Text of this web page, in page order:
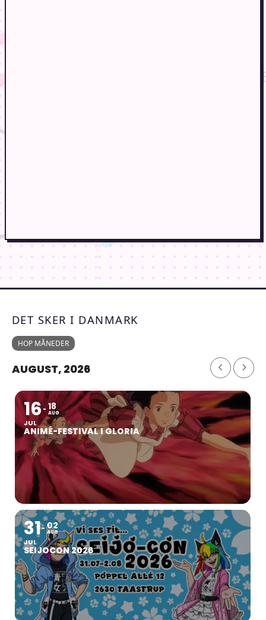
DET SKER I DANMARK
HOP MÅNEDER
AUGUST, 2026
16
JUL
18
AUG
ANIMÉ-FESTIVAL I GLORIA
31
JUL
02
AUG
SEIJOCON 2026